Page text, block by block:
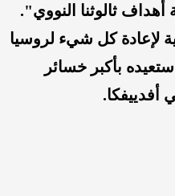
ثالوثنا النووي".
لإعادة كل شيء لروسيا
ستعيده بأكبر خسائر
أفدييفكا.